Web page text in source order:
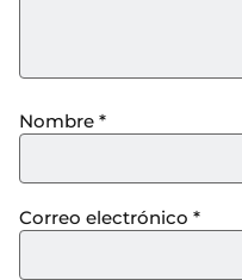
Nombre *
Correo electrónico *